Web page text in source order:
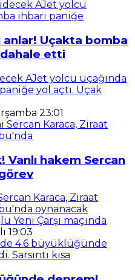
anlar! Uçakta bomba
etti
AJet yolcu uçağında
yol açtı. Uçak
23:01
Vanlı hakem Sercan
Karaca, Ziraat
oynanacak
Yeni Çarşı maçında
19:03